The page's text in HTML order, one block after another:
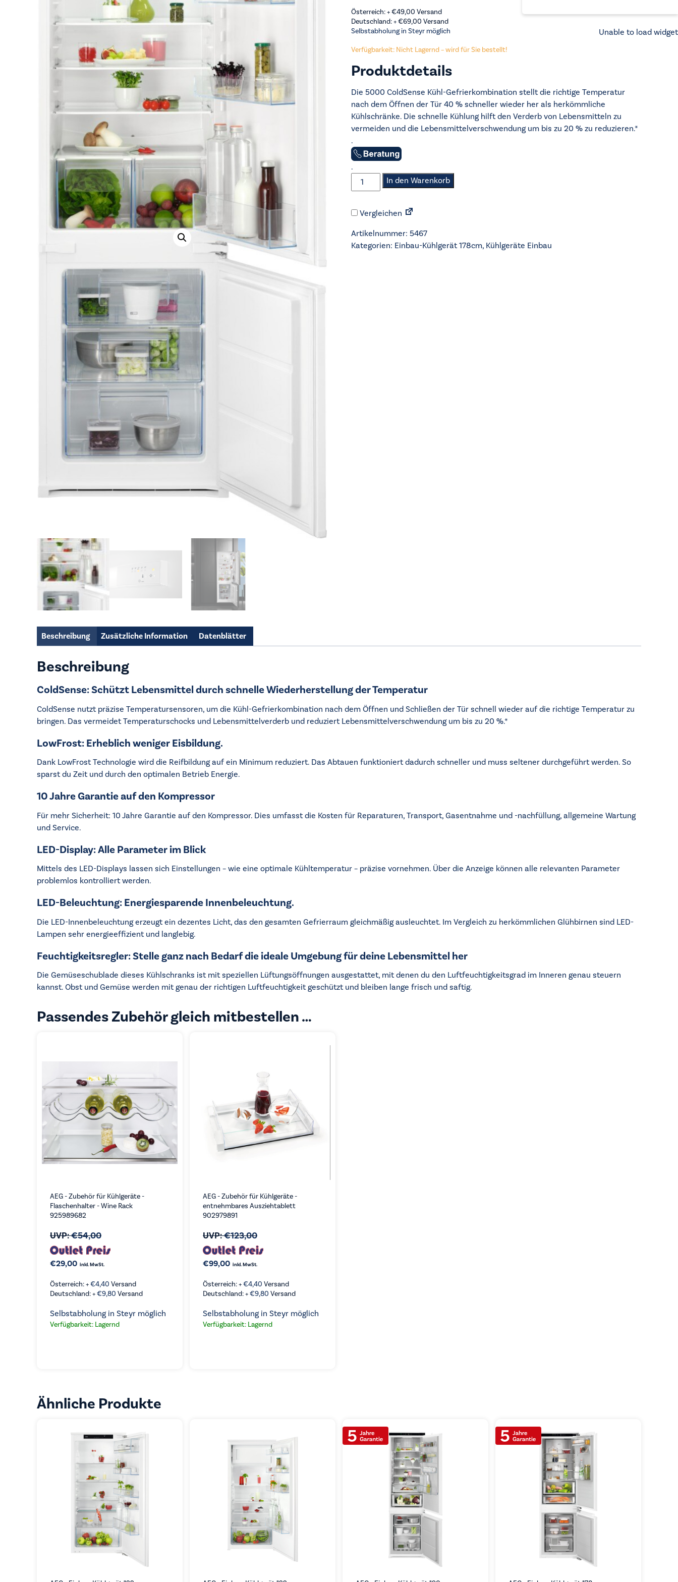
Österreich: +€49,00 Versand
Deutschland: +€69,00 Versand
Selbstabholung in Steyr möglich
Verfügbarkeit: Nicht Lagernd – wird für Sie bestellt!
Produktdetails
Die 5000 ColdSense Kühl-Gefrierkombination stellt die richtige Temperatur
nach dem Öffnen der Tür 40 % schneller wieder her als herkömmliche
Kühlschränke. Die schnelle Kühlung hilft den Verderb von Lebensmitteln zu
vermeiden und die Lebensmittelverschwendung um bis zu 20 % zu reduzieren.*
.
.
AEG
-
Kühlgerät
-
OSC5S183ES
In den Warenkorb
Vergleichen
Artikelnummer: 5467
Kategorien: Einbau-Kühlgerät 178cm, Kühlgeräte Einbau
Beschreibung Zusätzliche Information Datenblätter
Beschreibung
ColdSense: Schützt Lebensmittel durch schnelle Wiederherstellung der Temperatur
ColdSense nutzt präzise Temperatursensoren, um die Kühl-Gefrierkombination nach dem Öffnen und Schließen der Tür schnell wieder auf die richtige Temperatur zu
bringen. Das vermeidet Temperaturschocks und Lebensmittelverderb und reduziert Lebensmittelverschwendung um bis zu 20 %.*
LowFrost: Erheblich weniger Eisbildung.
Dank LowFrost Technologie wird die Reifbildung auf ein Minimum reduziert. Das Abtauen funktioniert dadurch schneller und muss seltener durchgeführt werden. So
sparst du Zeit und durch den optimalen Betrieb Energie.
10 Jahre Garantie auf den Kompressor
Für mehr Sicherheit: 10 Jahre Garantie auf den Kompressor. Dies umfasst die Kosten für Reparaturen, Transport, Gasentnahme und -nachfüllung, allgemeine Wartung
und Service.
LED-Display: Alle Parameter im Blick
Mittels des LED-Displays lassen sich Einstellungen – wie eine optimale Kühltemperatur – präzise vornehmen. Über die Anzeige können alle relevanten Parameter
problemlos kontrolliert werden.
LED-Beleuchtung: Energiesparende Innenbeleuchtung.
Die LED-Innenbeleuchtung erzeugt ein dezentes Licht, das den gesamten Gefrierraum gleichmäßig ausleuchtet. Im Vergleich zu herkömmlichen Glühbirnen sind LED-
Lampen sehr energieeffizient und langlebig.
Feuchtigkeitsregler: Stelle ganz nach Bedarf die ideale Umgebung für deine Lebensmittel her
Die Gemüseschublade dieses Kühlschranks ist mit speziellen Lüftungsöffnungen ausgestattet, mit denen du den Luftfeuchtigkeitsgrad im Inneren genau steuern
kannst. Obst und Gemüse werden mit genau der richtigen Luftfeuchtigkeit geschützt und bleiben lange frisch und saftig.
Passendes Zubehör gleich mitbestellen …
AEG - Zubehör für Kühlgeräte -
Flaschenhalter - Wine Rack
925989682
UVP:€54,00
€29,00 inkl. MwSt.
Österreich: +€4,40 Versand
Deutschland: +€9,80 Versand
Selbstabholung in Steyr möglich
Verfügbarkeit: Lagernd
AEG - Zubehör für Kühlgeräte -
entnehmbares Ausziehtablett
902979891
UVP:€123,00
€99,00 inkl. MwSt.
Österreich: +€4,40 Versand
Deutschland: +€9,80 Versand
Selbstabholung in Steyr möglich
Verfügbarkeit: Lagernd
Ähnliche Produkte
Unable to load widget